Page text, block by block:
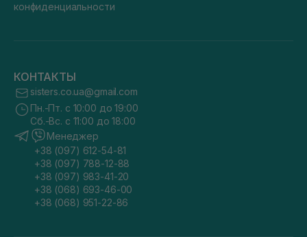
конфиденциальности
КОНТАКТЫ
sisters.co.ua@gmail.com
Пн.-Пт. с 10:00 до 19:00
Сб.-Вс. с 11:00 до 18:00
Менеджер
+38 (097) 612-54-81
+38 (097) 788-12-88
+38 (097) 983-41-20
+38 (068) 693-46-00
+38 (068) 951-22-86